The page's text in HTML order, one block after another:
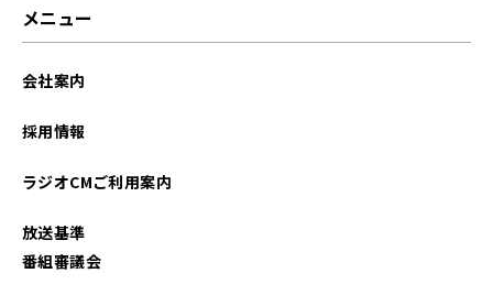
メニュー
会社案内
採用情報
ラジオCMご利用案内
放送基準
番組審議会